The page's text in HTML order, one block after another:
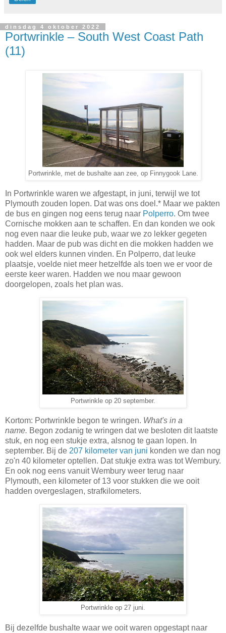
dinsdag 4 oktober 2022
Portwrinkle – South West Coast Path
(11)
Portwrinkle, met de bushalte aan zee, op Finnygook Lane.
In Portwrinkle waren we afgestapt, in juni, terwijl we tot
Plymouth zouden lopen. Dat was ons doel.* Maar we pakten
de bus en gingen nog eens terug naar Polperro. Om twee
Cornische mokken aan te schaffen. En dan konden we ook
nog even naar die leuke pub, waar we zo lekker gegeten
hadden. Maar de pub was dicht en die mokken hadden we
ook wel elders kunnen vinden. En Polperro, dat leuke
plaatsje, voelde niet meer hetzelfde als toen we er voor de
eerste keer waren. Hadden we nou maar gewoon
doorgelopen, zoals het plan was.
Portwrinkle op 20 september.
Kortom: Portwrinkle begon te wringen. What's in a
name. Begon zodanig te wringen dat we besloten dit laatste
stuk, en nog een stukje extra, alsnog te gaan lopen. In
september. Bij de 207 kilometer van juni konden we dan nog
zo'n 40 kilometer optellen. Dat stukje extra was tot Wembury.
En ook nog eens vanuit Wembury weer terug naar
Plymouth, een kilometer of 13 voor stukken die we ooit
hadden overgeslagen, strafkilometers.
Portwrinkle op 27 juni.
Bij dezelfde bushalte waar we ooit waren opgestapt naar